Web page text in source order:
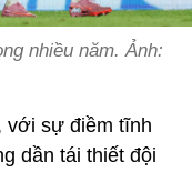
nhiều năm. Ảnh:
với sự điềm tĩnh
dần tái thiết đội